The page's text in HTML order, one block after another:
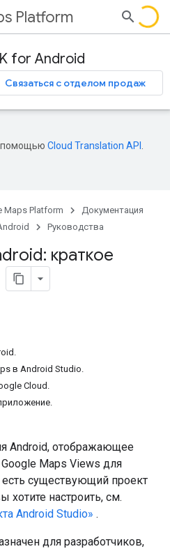
Platform
for Android
Связаться с отделом продаж
помощью Cloud Translation API
Maps Platform
Документация
Руководства
краткое
в Android Studio.
Cloud.
Android, отображающее
Maps Views для
есть существующий проект
хотите настроить, см.
Android Studio» .
для разработчиков,